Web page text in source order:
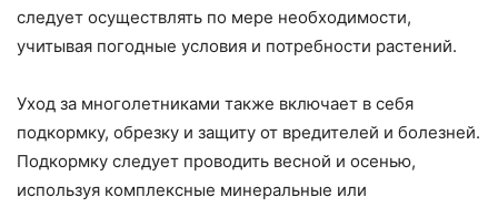
следует осуществлять по мере необходимости,
учитывая погодные условия и потребности растений.
Уход за многолетниками также включает в себя
подкормку, обрезку и защиту от вредителей и болезней.
Подкормку следует проводить весной и осенью,
используя комплексные минеральные или